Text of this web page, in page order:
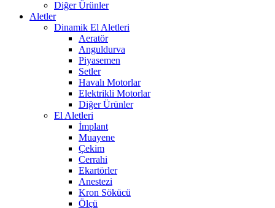
Diğer Ürünler
Aletler
Dinamik El Aletleri
Aeratör
Anguldurva
Piyasemen
Setler
Havalı Motorlar
Elektrikli Motorlar
Diğer Ürünler
El Aletleri
İmplant
Muayene
Çekim
Cerrahi
Ekartörler
Anestezi
Kron Sökücü
Ölçü